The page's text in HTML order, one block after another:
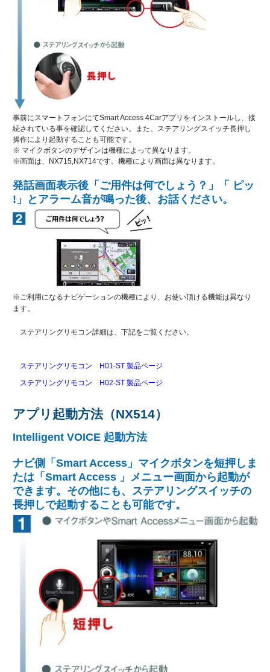
事前にスマートフォンにてSmart Access 4Carアプリをインストールし、接
続されている事を確認してください。また、ステアリングスイッチ長押し
操作により起動することも可能です。
※ マイクボタンのデザインは機種によって異なります。
※画面は、NX715,NX714です。機種により画面は異なります。
発話画面表示後「ご用件は何でしょう？」「 ピッ
!」とアラーム音が鳴った後、お話ください。
※ご利用になるナビゲーションの機種により、お使い頂ける機能は異なり
ます。
ステアリングリモコン詳細は、下記をご覧ください。
ステアリングリモコン H01-ST 製品ページ
ステアリングリモコン H02-ST 製品ページ
アプリ起動方法（NX514）
Intelligent VOICE 起動方法
ナビ側「Smart Access」マイクボタンを短押しま
たは「Smart Access 」メニュー画面から起動が
できます。その他にも、ステアリングスイッチの
長押しで起動することも可能です。